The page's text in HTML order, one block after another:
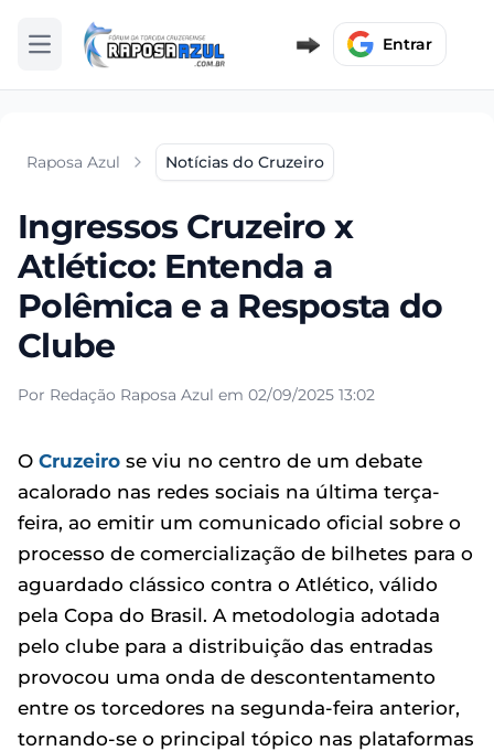
Abrir menu Entrar
Raposa Azul Notícias do Cruzeiro
Ingressos Cruzeiro x
Atlético: Entenda a
Polêmica e a Resposta do
Clube
Por Redação Raposa Azul em 02/09/2025 13:02
O Cruzeiro se viu no centro de um debate
acalorado nas redes sociais na última terça-
feira, ao emitir um comunicado oficial sobre o
processo de comercialização de bilhetes para o
aguardado clássico contra o Atlético, válido
pela Copa do Brasil. A metodologia adotada
pelo clube para a distribuição das entradas
provocou uma onda de descontentamento
entre os torcedores na segunda-feira anterior,
tornando-se o principal tópico nas plataformas